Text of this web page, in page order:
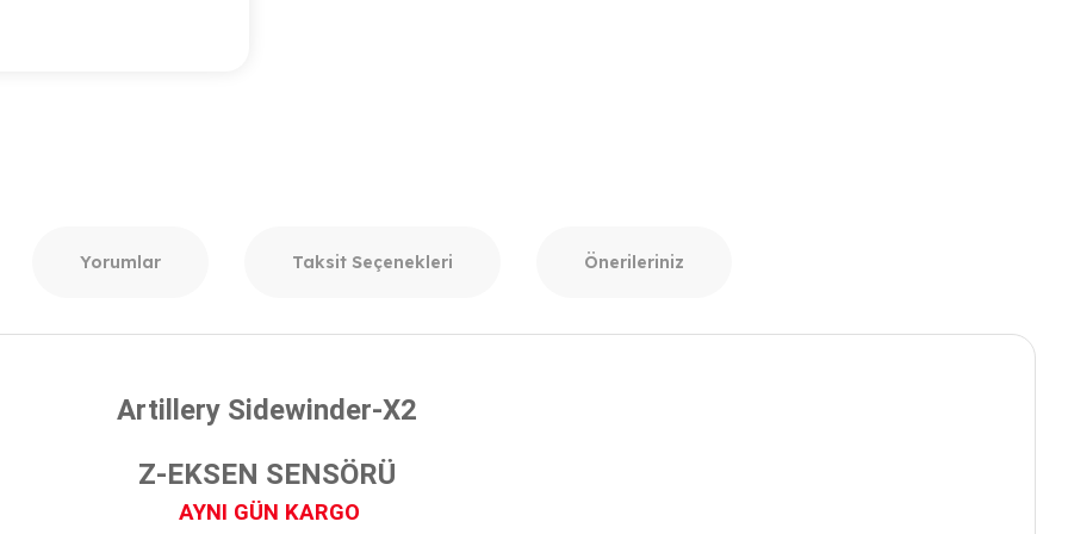
Yorumlar Taksit Seçenekleri Önerileriniz
Artillery Sidewinder-X2
Z-EKSEN SENSÖRÜ
AYNI GÜN KARGO